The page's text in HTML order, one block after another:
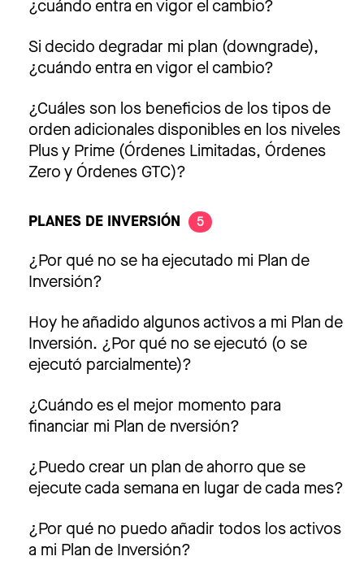
¿cuándo entra en vigor el cambio?
Si decido degradar mi plan (downgrade),
¿cuándo entra en vigor el cambio?
¿Cuáles son los beneficios de los tipos de
orden adicionales disponibles en los niveles
Plus y Prime (Órdenes Limitadas, Órdenes
Zero y Órdenes GTC)?
PLANES DE INVERSIÓN 5
¿Por qué no se ha ejecutado mi Plan de
Inversión?
Hoy he añadido algunos activos a mi Plan de
Inversión. ¿Por qué no se ejecutó (o se
ejecutó parcialmente)?
¿Cuándo es el mejor momento para
financiar mi Plan de nversión?
¿Puedo crear un plan de ahorro que se
ejecute cada semana en lugar de cada mes?
¿Por qué no puedo añadir todos los activos
a mi Plan de Inversión?